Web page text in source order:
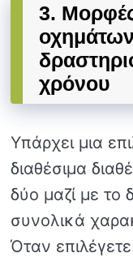
3.
χρόνου
Υπάρχει μια
διαθέσιμα
δύο μαζί με το
συνολικά
Όταν